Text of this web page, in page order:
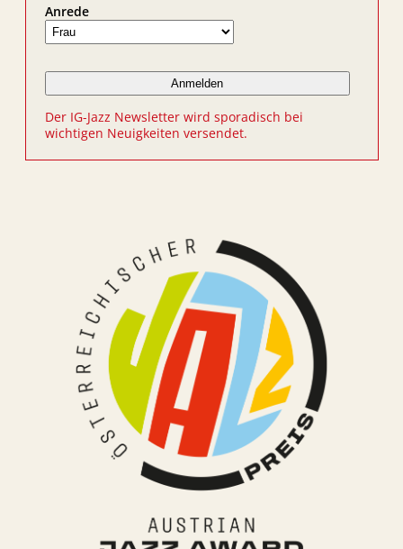
Anrede
Der IG-Jazz Newsletter wird sporadisch bei
wichtigen Neuigkeiten versendet.